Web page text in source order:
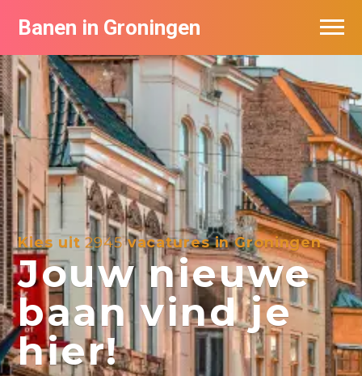
Banen in Groningen
Kies uit2945vacatures in Groningen
Jouw nieuwe
baan vind je
hier!
Vacatures per bedrijf
De populairste vacatures in Groningen
Nieuwsbrief feed